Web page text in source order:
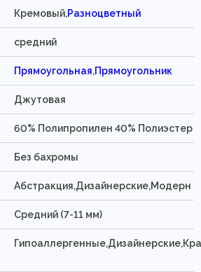
Кремовый,Разноцветный
средний
Прямоугольная,Прямоугольник
Джутовая
60% Полипропилен 40% Полиэстер
Без бахромы
Абстракция,Дизайнерские,Модерн
Средний (7-11 мм)